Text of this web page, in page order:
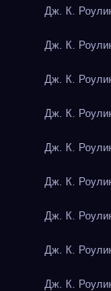
Дж. К.
Дж. К.
Дж. К.
Дж. К.
Дж. К.
Дж. К.
Дж. К.
Дж. К.
Дж. К.